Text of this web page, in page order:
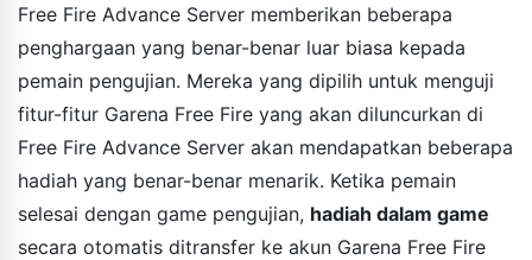
Free Fire Advance Server memberikan beberapa
penghargaan yang benar-benar luar biasa kepada
pemain pengujian. Mereka yang dipilih untuk menguji
fitur-fitur Garena Free Fire yang akan diluncurkan di
Free Fire Advance Server akan mendapatkan beberapa
hadiah yang benar-benar menarik. Ketika pemain
selesai dengan game pengujian, hadiah dalam game
secara otomatis ditransfer ke akun Garena Free Fire